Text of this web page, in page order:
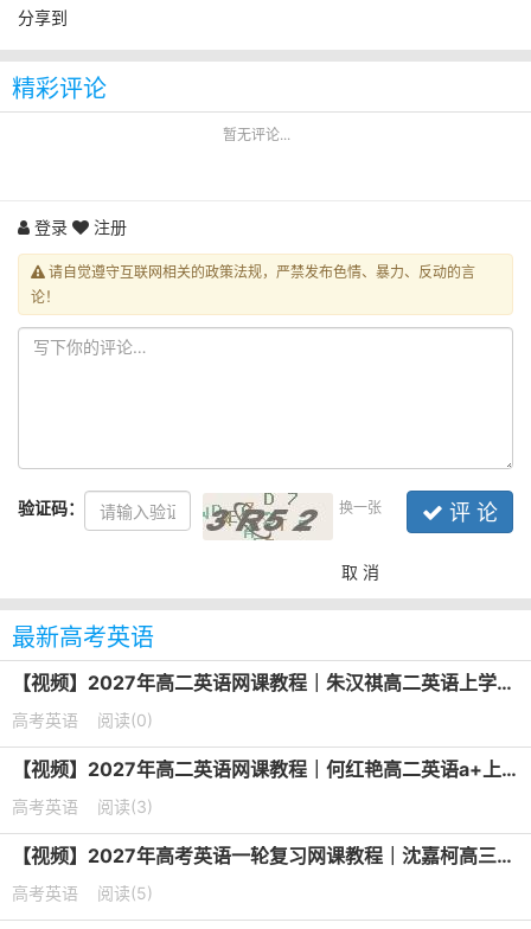
分享到
精彩评论
暂无评论...
登录 注册
请自觉遵守互联网相关的政策法规，严禁发布色情、暴力、反动的言
论！
验证码： 换一张 评 论
取 消
最新高考英语
【视频】2027年高二英语网课教程｜朱汉祺高二英语上学期暑假班视频教程
高考英语 阅读(0)
【视频】2027年高二英语网课教程｜何红艳高二英语a+上学期暑假班视频教程
高考英语 阅读(3)
【视频】2027年高考英语一轮复习网课教程｜沈嘉柯高三英语上学期暑假班视频教程
高考英语 阅读(5)